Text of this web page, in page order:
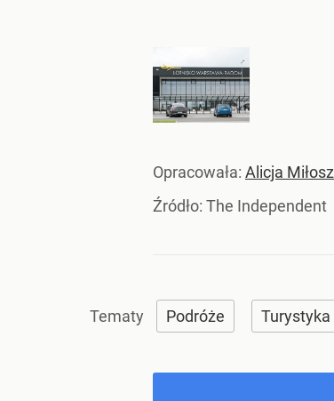
Opracowała: Alicja Miłosz
Źródło: The Independent
Podróże Turystyka